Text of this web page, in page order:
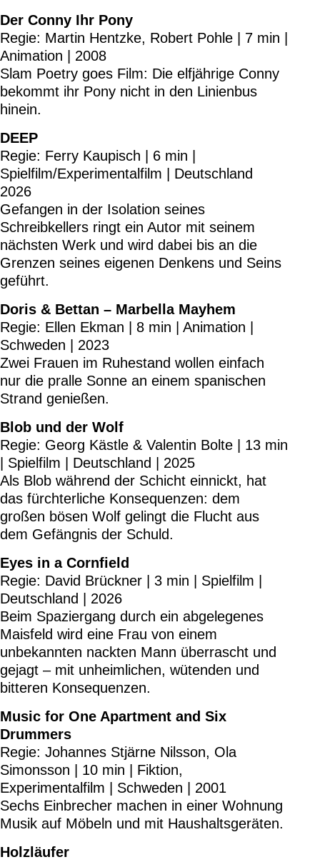
Der Conny Ihr Pony
Regie: Martin Hentzke, Robert Pohle | 7 min |
Animation | 2008
Slam Poetry goes Film: Die elfjährige Conny
bekommt ihr Pony nicht in den Linienbus
hinein.
DEEP
Regie: Ferry Kaupisch | 6 min |
Spielfilm/Experimentalfilm | Deutschland
2026
Gefangen in der Isolation seines
Schreibkellers ringt ein Autor mit seinem
nächsten Werk und wird dabei bis an die
Grenzen seines eigenen Denkens und Seins
geführt.
Doris & Bettan – Marbella Mayhem
Regie: Ellen Ekman | 8 min | Animation |
Schweden | 2023
Zwei Frauen im Ruhestand wollen einfach
nur die pralle Sonne an einem spanischen
Strand genießen.
Blob und der Wolf
Regie: Georg Kästle & Valentin Bolte | 13 min
| Spielfilm | Deutschland | 2025
Als Blob während der Schicht einnickt, hat
das fürchterliche Konsequenzen: dem
großen bösen Wolf gelingt die Flucht aus
dem Gefängnis der Schuld.
Eyes in a Cornfield
Regie: David Brückner | 3 min | Spielfilm |
Deutschland | 2026
Beim Spaziergang durch ein abgelegenes
Maisfeld wird eine Frau von einem
unbekannten nackten Mann überrascht und
gejagt – mit unheimlichen, wütenden und
bitteren Konsequenzen.
Music for One Apartment and Six
Drummers
Regie: Johannes Stjärne Nilsson, Ola
Simonsson | 10 min | Fiktion,
Experimentalfilm | Schweden | 2001
Sechs Einbrecher machen in einer Wohnung
Musik auf Möbeln und mit Haushaltsgeräten.
Holzläufer